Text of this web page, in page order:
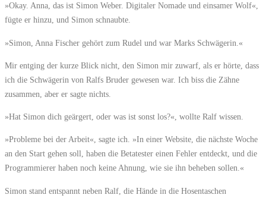
»Okay. Anna, das ist Simon Weber. Digitaler Nomade und einsamer Wolf«,
fügte er hinzu, und Simon schnaubte.
»Simon, Anna Fischer gehört zum Rudel und war Marks Schwägerin.«
Mir entging der kurze Blick nicht, den Simon mir zuwarf, als er hörte, dass
ich die Schwägerin von Ralfs Bruder gewesen war. Ich biss die Zähne
zusammen, aber er sagte nichts.
»Hat Simon dich geärgert, oder was ist sonst los?«, wollte Ralf wissen.
»Probleme bei der Arbeit«, sagte ich. »In einer Website, die nächste Woche
an den Start gehen soll, haben die Betatester einen Fehler entdeckt, und die
Programmierer haben noch keine Ahnung, wie sie ihn beheben sollen.«
Simon stand entspannt neben Ralf, die Hände in die Hosentaschen